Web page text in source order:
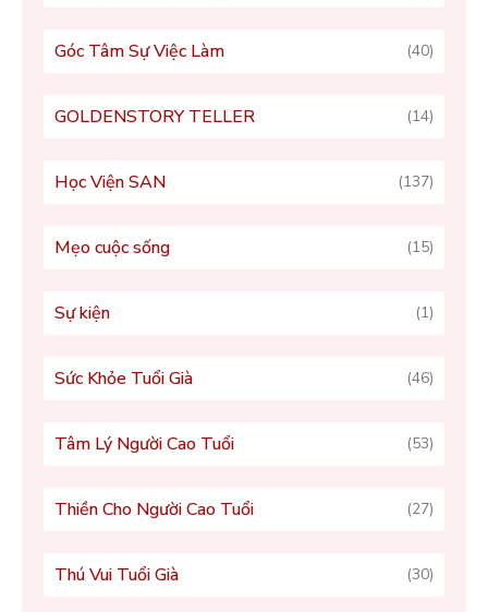
Góc Tâm Sự Việc Làm (40)
GOLDENSTORY TELLER (14)
Học Viện SAN (137)
Mẹo cuộc sống (15)
Sự kiện (1)
Sức Khỏe Tuổi Già (46)
Tâm Lý Người Cao Tuổi (53)
Thiền Cho Người Cao Tuổi (27)
Thú Vui Tuổi Già (30)